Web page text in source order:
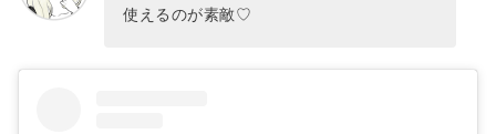
使えるのが素敵♡